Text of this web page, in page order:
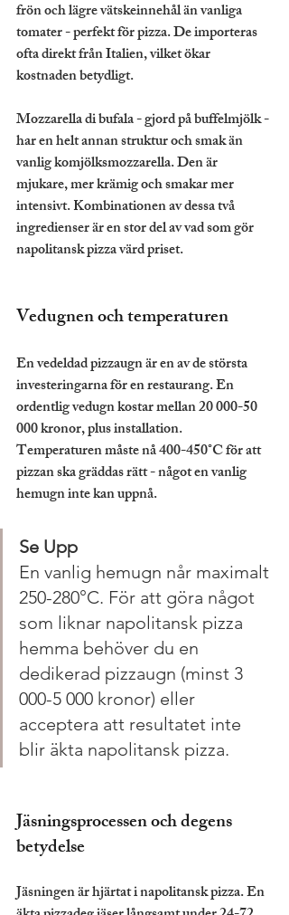
frön och lägre vätskeinnehål än vanliga
tomater - perfekt för pizza. De importeras
ofta direkt från Italien, vilket ökar
kostnaden betydligt.
Mozzarella di bufala - gjord på buffelmjölk -
har en helt annan struktur och smak än
vanlig komjölksmozzarella. Den är
mjukare, mer krämig och smakar mer
intensivt. Kombinationen av dessa två
ingredienser är en stor del av vad som gör
napolitansk pizza värd priset.
Vedugnen och temperaturen
En vedeldad pizzaugn är en av de största
investeringarna för en restaurang. En
ordentlig vedugn kostar mellan 20 000-50
000 kronor, plus installation.
Temperaturen måste nå 400-450°C för att
pizzan ska gräddas rätt - något en vanlig
hemugn inte kan uppnå.
Se Upp
En vanlig hemugn når maximalt
250-280°C. För att göra något
som liknar napolitansk pizza
hemma behöver du en
dedikerad pizzaugn (minst 3
000-5 000 kronor) eller
acceptera att resultatet inte
blir äkta napolitansk pizza.
Jäsningsprocessen och degens
betydelse
Jäsningen är hjärtat i napolitansk pizza. En